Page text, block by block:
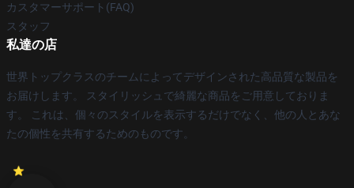
カスタマーサポート(FAQ)
スタッフ
私達の店
世界トップクラスのチームによってデザインされた高品質な製品を
お届けします。 スタイリッシュで綺麗な商品をご用意しておりま
す。 これは、個々のスタイルを表示するだけでなく、他の人とあな
たの個性を共有するためのものです。